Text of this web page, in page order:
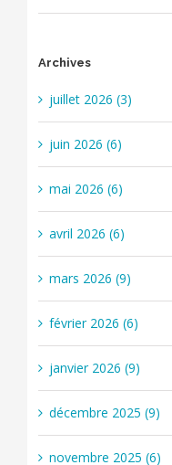
Archives
juillet 2026 (3)
juin 2026 (6)
mai 2026 (6)
avril 2026 (6)
mars 2026 (9)
février 2026 (6)
janvier 2026 (9)
décembre 2025 (9)
novembre 2025 (6)